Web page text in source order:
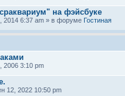
на фэйсбуке
2014 6:37 am » в форуме Гостиная
2006 3:10 pm
12, 2022 10:50 pm